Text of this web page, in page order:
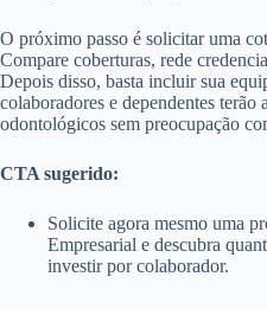
O próximo passo é solicitar uma
Compare coberturas, rede
Depois disso, basta incluir sua
colaboradores e dependentes terão
odontológicos sem preocupação
CTA sugerido:
Solicite agora mesmo uma
Empresarial e descubra
investir por colaborador.